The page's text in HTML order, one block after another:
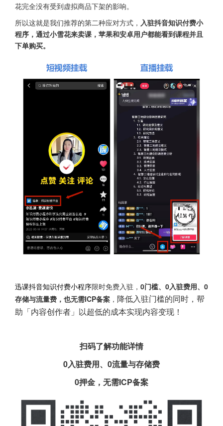
花完全没有受到虚拟商品下架的影响。
所以这就是我们推荐的第二种应对方式， 入驻抖音知识付费小
程序，通过小雪花来卖课，苹果和安卓用户都能看到课程并且
下单购买。
迅课抖音知识付费小程序限时免费入驻， 0门槛、0入驻费用、0
存储与流量费，也无需ICP备案 ， 降低入驻门槛的同时，帮
助「内容创作者」以超低的成本实现内容变现！
扫码了解功能详情
0入驻费用、0流量与存储费
0押金，无需ICP备案